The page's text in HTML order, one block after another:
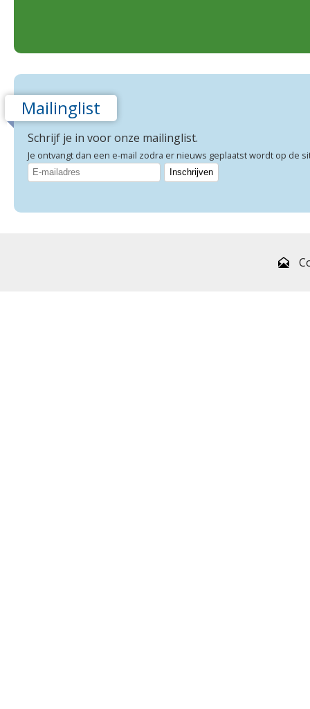
Mailinglist
Schrijf je in voor onze mailinglist.
Je ontvangt dan een e-mail zodra er nieuws geplaatst wordt op de